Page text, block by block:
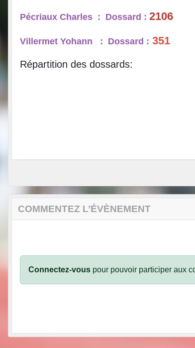
Pécriaux Charles : Dossard : 2106
Villermet Yohann : Dossard : 351
Répartition des dossards:
COMMENTEZ L’ÉVÈNEMENT
Connectez-vous pour pouvoir participer aux